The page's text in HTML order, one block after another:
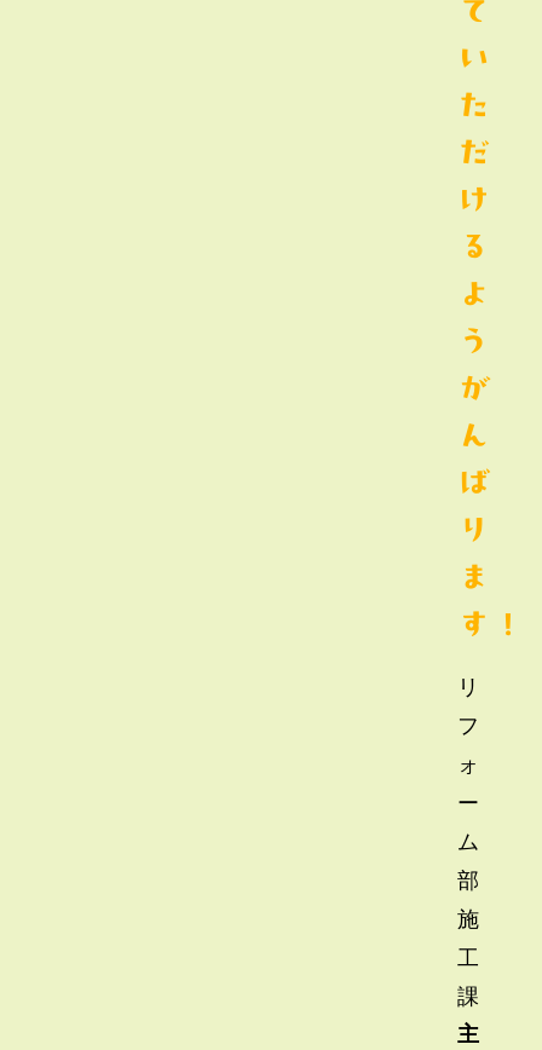
て
い
た
だ
け
る
よ
う
が
ん
ば
り
ま
す！
リ
フ
ォ
ー
ム
部
施
工
課
主